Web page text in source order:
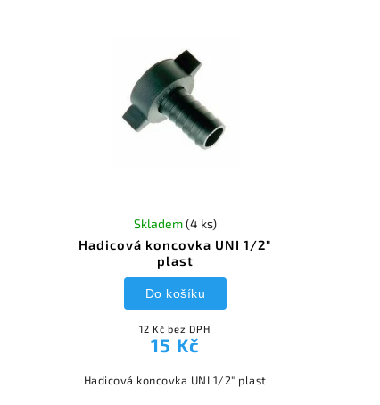
Hadicová koncovka UNI 1/2"
plast
Skladem(4 ks)
12 Kč bez DPH
15 Kč
Do košíku
Hadicová koncovka UNI 1/2" plast